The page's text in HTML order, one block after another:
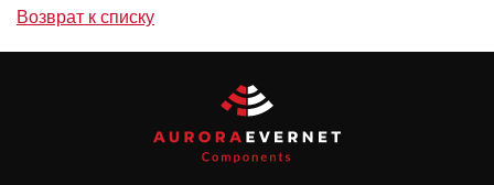
Возврат к списку